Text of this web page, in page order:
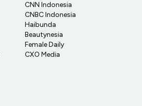
CNN Indonesia
CNBC Indonesia
Haibunda
Beautynesia
Female Daily
CXO Media